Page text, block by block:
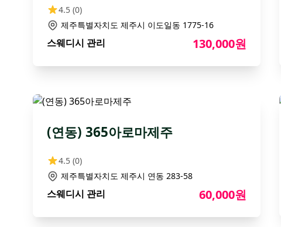
4.5 (0)
제주특별자치도 제주시 이도일동 1775-16
스웨디시 관리 130,000원
(연동) 365아로마제주
4.5 (0)
제주특별자치도 제주시 연동 283-58
스웨디시 관리 60,000원